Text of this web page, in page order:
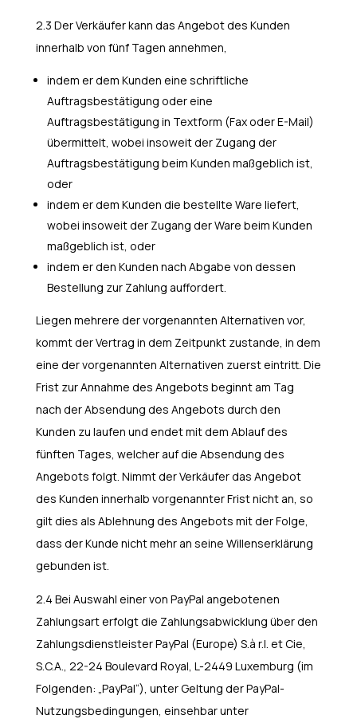
2.3 Der Verkäufer kann das Angebot des Kunden
innerhalb von fünf Tagen annehmen,
indem er dem Kunden eine schriftliche
Auftragsbestätigung oder eine
Auftragsbestätigung in Textform (Fax oder E-Mail)
übermittelt, wobei insoweit der Zugang der
Auftragsbestätigung beim Kunden maßgeblich ist,
oder
indem er dem Kunden die bestellte Ware liefert,
wobei insoweit der Zugang der Ware beim Kunden
maßgeblich ist, oder
indem er den Kunden nach Abgabe von dessen
Bestellung zur Zahlung auffordert.
Liegen mehrere der vorgenannten Alternativen vor,
kommt der Vertrag in dem Zeitpunkt zustande, in dem
eine der vorgenannten Alternativen zuerst eintritt. Die
Frist zur Annahme des Angebots beginnt am Tag
nach der Absendung des Angebots durch den
Kunden zu laufen und endet mit dem Ablauf des
fünften Tages, welcher auf die Absendung des
Angebots folgt. Nimmt der Verkäufer das Angebot
des Kunden innerhalb vorgenannter Frist nicht an, so
gilt dies als Ablehnung des Angebots mit der Folge,
dass der Kunde nicht mehr an seine Willenserklärung
gebunden ist.
2.4 Bei Auswahl einer von PayPal angebotenen
Zahlungsart erfolgt die Zahlungsabwicklung über den
Zahlungsdienstleister PayPal (Europe) S.à r.l. et Cie,
S.C.A., 22-24 Boulevard Royal, L-2449 Luxemburg (im
Folgenden: „PayPal“), unter Geltung der PayPal-
Nutzungsbedingungen, einsehbar unter